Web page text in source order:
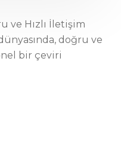
ve Hızlı İletişim
doğru ve
bir çeviri